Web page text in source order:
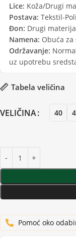
Lice: Koža/Drugi
Postava: Tekstil-
Đon: Drugi
Namena: Obuća za
Održavanje:
uz upotrebu
Tabela veličina
VELIČINA 40
Pomoć oko